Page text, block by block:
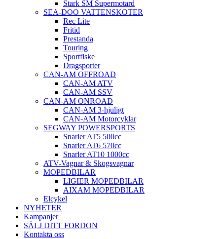
Stark SM Supermotard
SEA-DOO VATTENSKOTER
Rec Lite
Fritid
Prestanda
Touring
Sportfiske
Dragsporter
CAN-AM OFFROAD
CAN-AM ATV
CAN-AM SSV
CAN-AM ONROAD
CAN-AM 3-hjuligt
CAN-AM Motorcyklar
SEGWAY POWERSPORTS
Snarler AT5 500cc
Snarler AT6 570cc
Snarler AT10 1000cc
ATV-Vagnar & Skogsvagnar
MOPEDBILAR
LIGIER MOPEDBILAR
AIXAM MOPEDBILAR
Elcykel
NYHETER
Kampanjer
SÄLJ DITT FORDON
Kontakta oss